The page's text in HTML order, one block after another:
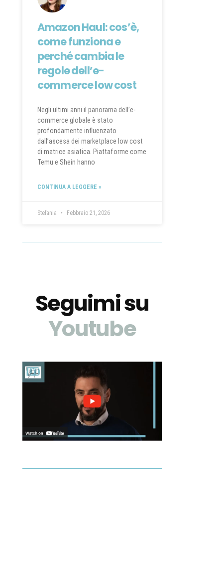
Amazon Haul: cos’è,
come funziona e
perché cambia le
regole dell’e-
commerce low cost
Negli ultimi anni il panorama dell’e-
commerce globale è stato
profondamente influenzato
dall’ascesa dei marketplace low cost
di matrice asiatica. Piattaforme come
Temu e Shein hanno
CONTINUA A LEGGERE »
Stefania Febbraio 21, 2026
Seguimi su
Youtube